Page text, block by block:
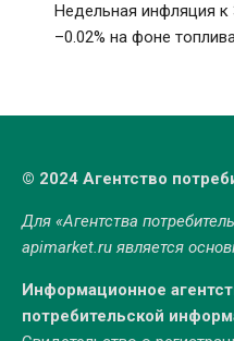
Недельная инфляция к
–0.02% на фоне
© 2024 Агентство
Для «Агентства
apimarket.ruявляется
Информационное
потребительской